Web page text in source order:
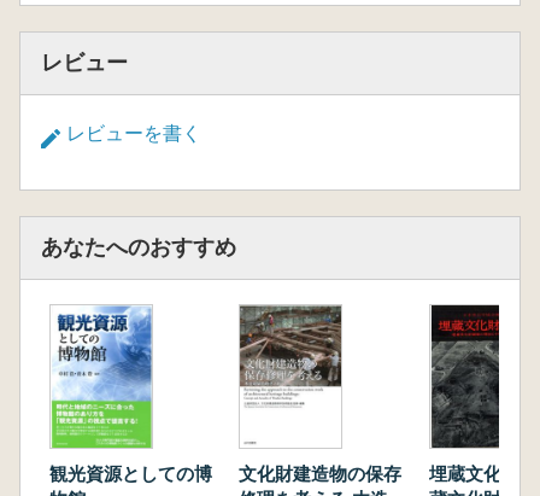
レビュー
レビューを書く
あなたへのおすすめ
観光資源としての博
文化財建造物の保存
埋蔵文化財